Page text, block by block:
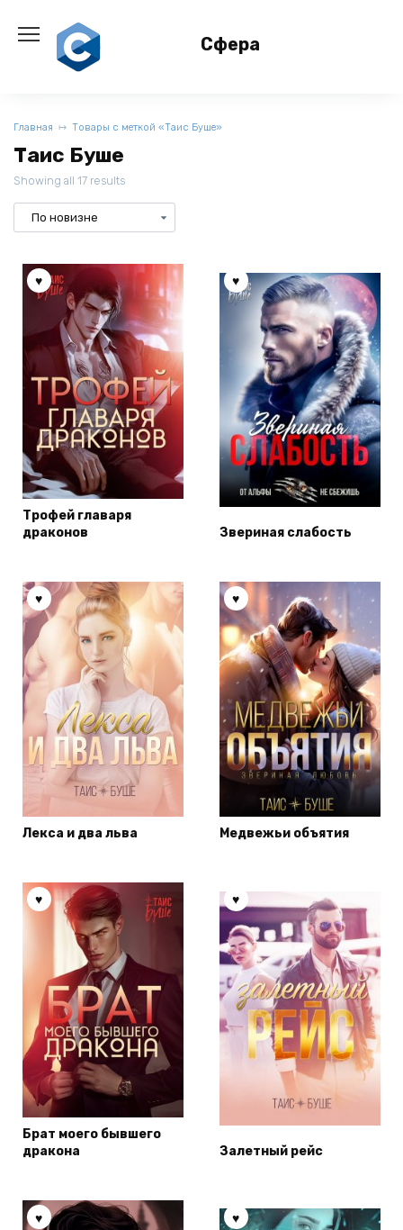
содержанию
Сфера
Главная Товары с меткой «Таис Буше»
Таис Буше
Showing all 17 results
Трофей главаря
драконов
Звериная слабость
Лекса и два льва Медвежьи объятия
Брат моего бывшего
дракона
Залетный рейс